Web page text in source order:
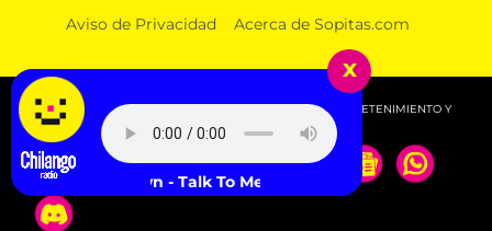
Aviso de Privacidad Acerca de Sopitas.com
© 2026 SOPITAS.COM - MÚSICA, NOTICIAS, DEPORTES, ENTRETENIMIENTO Y
MÁS!.
x
Robyn - Talk To Me